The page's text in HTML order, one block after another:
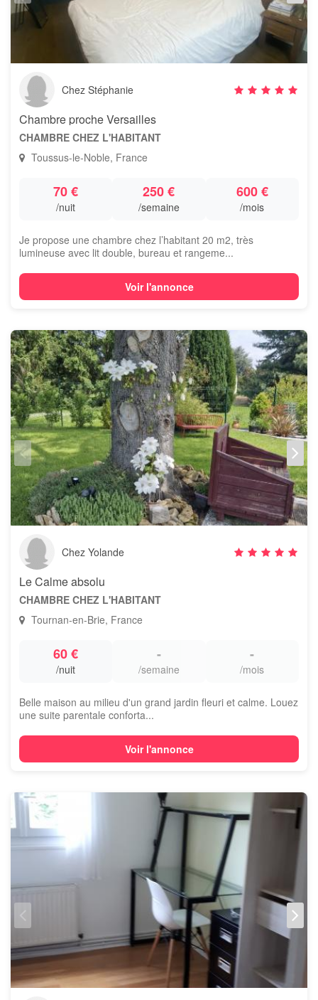
Chez Stéphanie
Chambre proche Versailles
CHAMBRE CHEZ L'HABITANT
Toussus-le-Noble, France
70 €
/nuit
250 €
/semaine
600 €
/mois
Je propose une chambre chez l’habitant 20 m2, très
lumineuse avec lit double, bureau et rangeme...
Voir l'annonce
Chez Yolande
Le Calme absolu
CHAMBRE CHEZ L'HABITANT
Tournan-en-Brie, France
60 €
/nuit
-
/semaine
-
/mois
Belle maison au milieu d'un grand jardin fleuri et calme. Louez
une suite parentale conforta...
Voir l'annonce